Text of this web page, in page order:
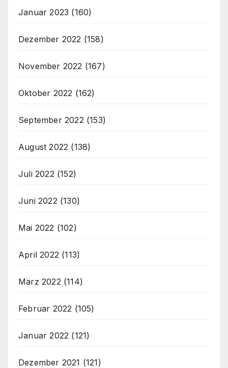
Januar 2023 (160)
Dezember 2022 (158)
November 2022 (167)
Oktober 2022 (162)
September 2022 (153)
August 2022 (138)
Juli 2022 (152)
Juni 2022 (130)
Mai 2022 (102)
April 2022 (113)
März 2022 (114)
Februar 2022 (105)
Januar 2022 (121)
Dezember 2021 (121)